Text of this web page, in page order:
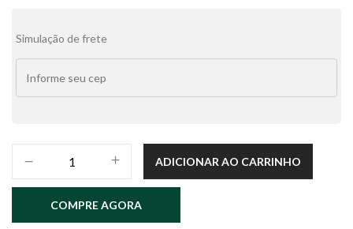
Simulação de frete
CONDOMINIAL
quantidade
ADICIONAR AO CARRINHO
COMPRE AGORA